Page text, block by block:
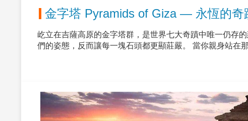
金字塔 Pyramids of Giza — 永恆的奇
屹立在吉薩高原的金字塔群，是世界七大奇蹟中唯一仍存
們的姿態，反而讓每一塊石頭都更顯莊嚴。 當你親身站